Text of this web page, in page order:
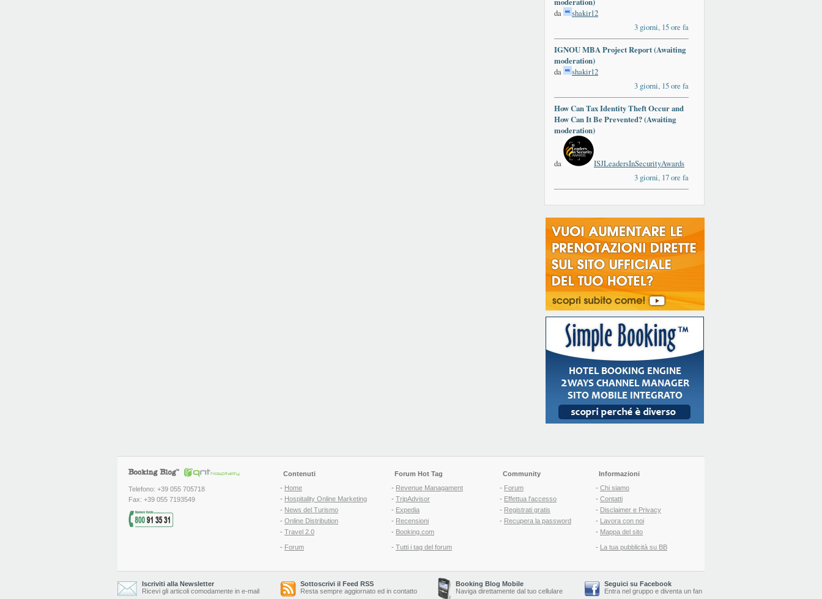
da
shakir12
3 giorni, 15 ore fa
IGNOU MBA Project Report (Awaiting
moderation)
da
shakir12
3 giorni, 15 ore fa
How Can Tax Identity Theft Occur and
How Can It Be Prevented? (Awaiting
moderation)
da
ISJLeadersInSecurityAwards
3 giorni, 17 ore fa
Telefono: +39 055 705718
Fax: +39 055 7193549
Contenuti
- Home
- Hospitality Online Marketing
- News del Turismo
- Online Distribution
- Travel 2.0
- Forum
Forum Hot Tag
- Revenue Managament
- TripAdvisor
- Expedia
- Recensioni
- Booking.com
- Tutti i tag del forum
Community
- Forum
- Effettua l'accesso
- Registrati gratis
- Recupera la password
Informazioni
- Chi siamo
- Contatti
- Disclaimer e Privacy
- Lavora con noi
- Mappa del sito
- La tua pubblicità su BB
Iscriviti alla Newsletter
Ricevi gli articoli comodamente in e-mail
Sottoscrivi il Feed RSS
Resta sempre aggiornato ed in contatto
Booking Blog Mobile
Naviga direttamente dal tuo cellulare
Seguici su Facebook
Entra nel gruppo e diventa un fan